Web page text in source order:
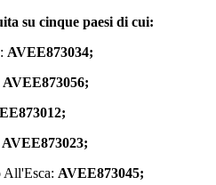
su cinque paesi di cui:
AVEE873034;
AVEE873056;
AVEE873023;
All'Esca: AVEE873045;